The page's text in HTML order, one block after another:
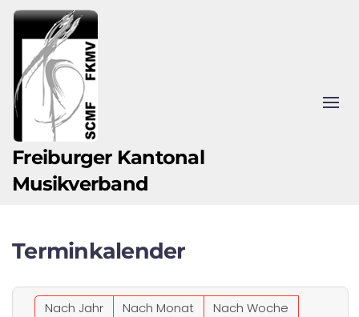
Zum Hauptinhalt springen
Freiburger Kantonal
Musikverband
Terminkalender
Nach Jahr Nach Monat
Nach Woche